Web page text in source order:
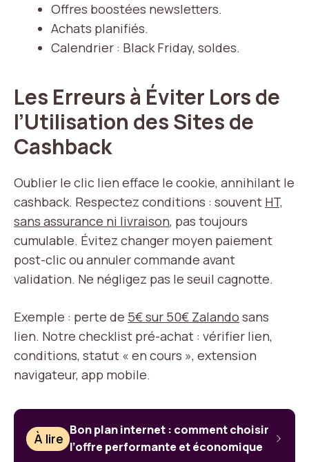
Offres boostées newsletters.
Achats planifiés.
Calendrier : Black Friday, soldes.
Les Erreurs à Éviter Lors de
l’Utilisation des Sites de
Cashback
Oublier le clic lien efface le cookie, annihilant le
cashback. Respectez conditions : souvent HT,
sans assurance ni livraison, pas toujours
cumulable. Évitez changer moyen paiement
post-clic ou annuler commande avant
validation. Ne négligez pas le seuil cagnotte.
Exemple : perte de 5€ sur 50€ Zalando sans
lien. Notre checklist pré-achat : vérifier lien,
conditions, statut « en cours », extension
navigateur, app mobile.
À lire
Bon plan internet : comment choisir
l’offre performante et économique